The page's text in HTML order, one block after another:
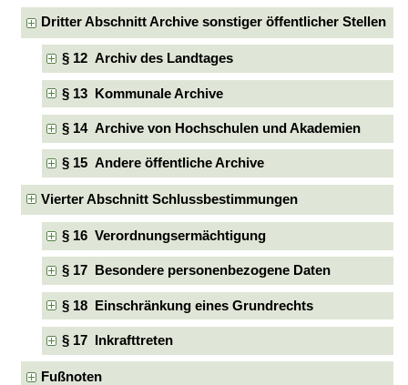
Dritter Abschnitt Archive sonstiger öffentlicher Stellen
§ 12 Archiv des Landtages
§ 13 Kommunale Archive
§ 14 Archive von Hochschulen und Akademien
§ 15 Andere öffentliche Archive
Vierter Abschnitt Schlussbestimmungen
§ 16 Verordnungsermächtigung
§ 17 Besondere personenbezogene Daten
§ 18 Einschränkung eines Grundrechts
§ 17 Inkrafttreten
Fußnoten